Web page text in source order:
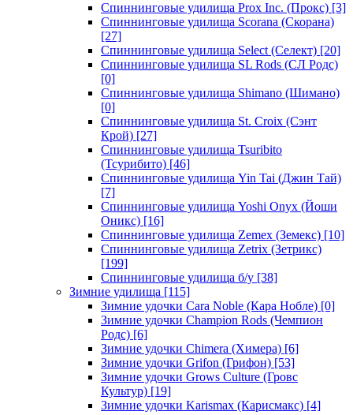
Спиннинговые удилища Prox Inc. (Прокс) [3]
Спиннинговые удилища Scorana (Скорана)
[27]
Спиннинговые удилища Select (Селект) [20]
Спиннинговые удилища SL Rods (СЛ Родс)
[0]
Спиннинговые удилища Shimano (Шимано)
[0]
Спиннинговые удилища St. Croix (Сэнт
Крой) [27]
Спиннинговые удилища Tsuribito
(Тсурибито) [46]
Спиннинговые удилища Yin Tai (Джин Тай)
[7]
Спиннинговые удилища Yoshi Onyx (Йоши
Оникс) [16]
Спиннинговые удилища Zemex (Земекс) [10]
Спиннинговые удилища Zetrix (Зетрикс)
[199]
Спиннинговые удилища б/у [38]
Зимние удилища [115]
Зимние удочки Cara Noble (Кара Нобле) [0]
Зимние удочки Champion Rods (Чемпион
Родс) [6]
Зимние удочки Chimera (Химера) [6]
Зимние удочки Grifon (Грифон) [53]
Зимние удочки Grows Culture (Гровс
Культур) [19]
Зимние удочки Karismax (Карисмакс) [4]